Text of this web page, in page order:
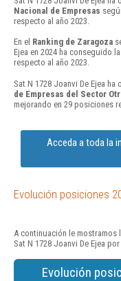
Nacional de Empresas
respecto al año 2023.
En el Ranking de Zaragoza
Ejea en 2024 ha conseguido
respecto al año 2023.
Sat N 1728 Joanvi De Ejea
de Empresas del Sector
mejorando en 29 posiciones
Acceda a toda la
Evolución posiciones
A continuación le mostramos
Sat N 1728 Joanvi De Ejea
Evolución